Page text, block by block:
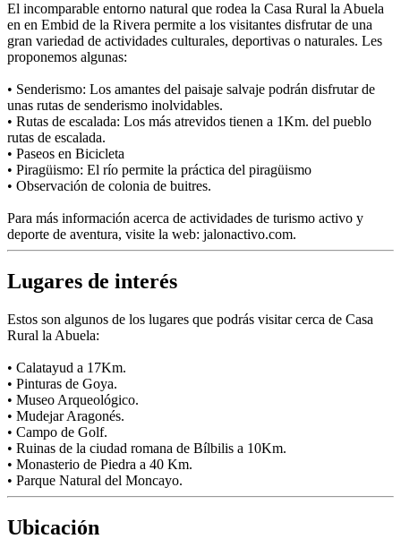
El incomparable entorno natural que rodea la Casa Rural la Abuela
en en Embid de la Rivera permite a los visitantes disfrutar de una
gran variedad de actividades culturales, deportivas o naturales. Les
proponemos algunas:
• Senderismo: Los amantes del paisaje salvaje podrán disfrutar de
unas rutas de senderismo inolvidables.
• Rutas de escalada: Los más atrevidos tienen a 1Km. del pueblo
rutas de escalada.
• Paseos en Bicicleta
• Piragüismo: El río permite la práctica del piragüismo
• Observación de colonia de buitres.
Para más información acerca de actividades de turismo activo y
deporte de aventura, visite la web: jalonactivo.com.
Lugares de interés
Estos son algunos de los lugares que podrás visitar cerca de Casa
Rural la Abuela:
• Calatayud a 17Km.
• Pinturas de Goya.
• Museo Arqueológico.
• Mudejar Aragonés.
• Campo de Golf.
• Ruinas de la ciudad romana de Bílbilis a 10Km.
• Monasterio de Piedra a 40 Km.
• Parque Natural del Moncayo.
Ubicación